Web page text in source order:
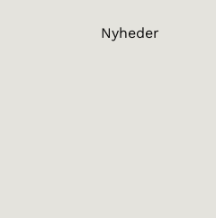
Nyheder